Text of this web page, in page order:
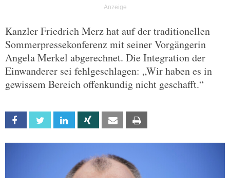
Kanzler Friedrich Merz hat auf der traditionellen
Sommerpressekonferenz mit seiner Vorgängerin
Angela Merkel abgerechnet. Die Integration der
Einwanderer sei fehlgeschlagen: „Wir haben es in
gewissem Bereich offenkundig nicht geschafft.“
Facebook Twitter Linkedin Xing Email